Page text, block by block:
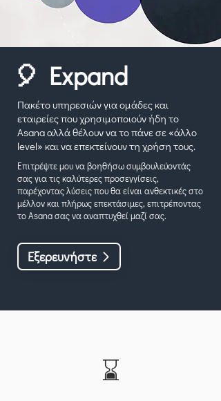
🎈 Expand
Πακέτο υπηρεσιών για ομάδες και
εταιρείες που χρησιμοποιούν ήδη το
Asana αλλά θέλουν να το πάνε σε «άλλο
level» και να επεκτείνουν τη χρήση τους.
Επιτρέψτε μου να βοηθήσω συμβουλεύοντάς
σας για τις καλύτερες προσεγγίσεις,
παρέχοντας λύσεις που θα είναι ανθεκτικές στο
μέλλον και πλήρως επεκτάσιμες, επιτρέποντας
το Asana σας να αναπτυχθεί μαζί σας.
Εξερευνήστε
⌛